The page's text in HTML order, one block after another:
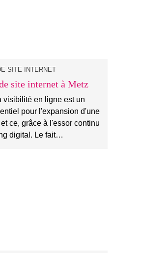
SITE INTERNET
site internet à Metz
visibilité en ligne est un
pour l'expansion d'une
ce, grâce à l'essor continu
digital. Le fait…